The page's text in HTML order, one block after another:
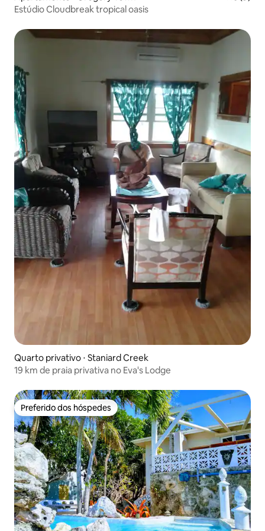
Estúdio Cloudbreak tropical oasis
Quarto privativo ⋅ Staniard Creek
19 km de praia privativa no Eva's Lodge
Preferido dos hóspedes
Preferido dos hóspedes